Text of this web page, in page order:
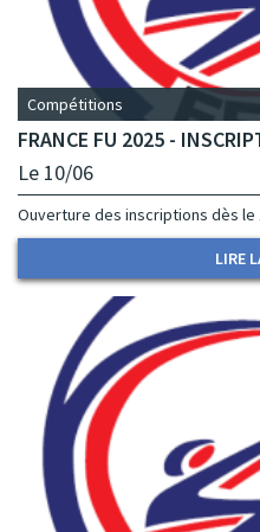
Compétitions
FRANCE FU 2025 -
Le 10/06
Ouverture des inscriptions dès le
LIRE